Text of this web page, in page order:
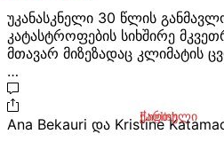
უკანასკნელი 30 წლის
კატასტროფების სიხშირე
მთავარ მიზეზადაც კლიმატის
…
Ana Bekauri და Kristineქართული
English